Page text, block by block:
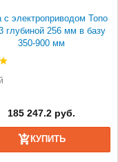
с электроприводом Tono
глубиной 256 мм в базу
350-900 мм
185 247.2 руб.
КУПИТЬ